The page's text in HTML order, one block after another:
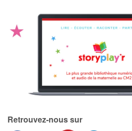
En famille
Quotidien et loisirs
Amour et amitié
Retrouvez-nous sur